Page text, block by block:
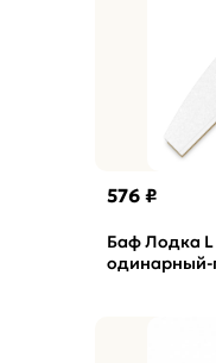
576 ₽
Баф Лодка L
одинарный-